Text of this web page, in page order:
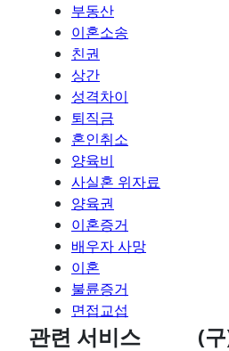
부동산
이혼소송
친권
상간
성격차이
퇴직금
혼인취소
양육비
사실혼 위자료
양육권
이혼증거
배우자 사망
이혼
불륜증거
면접교섭
관련 서비스 (